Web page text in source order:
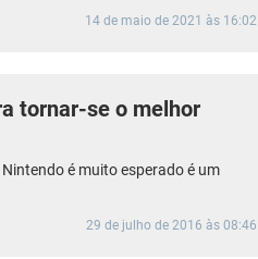
14 de maio de 2021 às 16:02
tornar-se o melhor
é muito esperado é um
29 de julho de 2016 às 08:46